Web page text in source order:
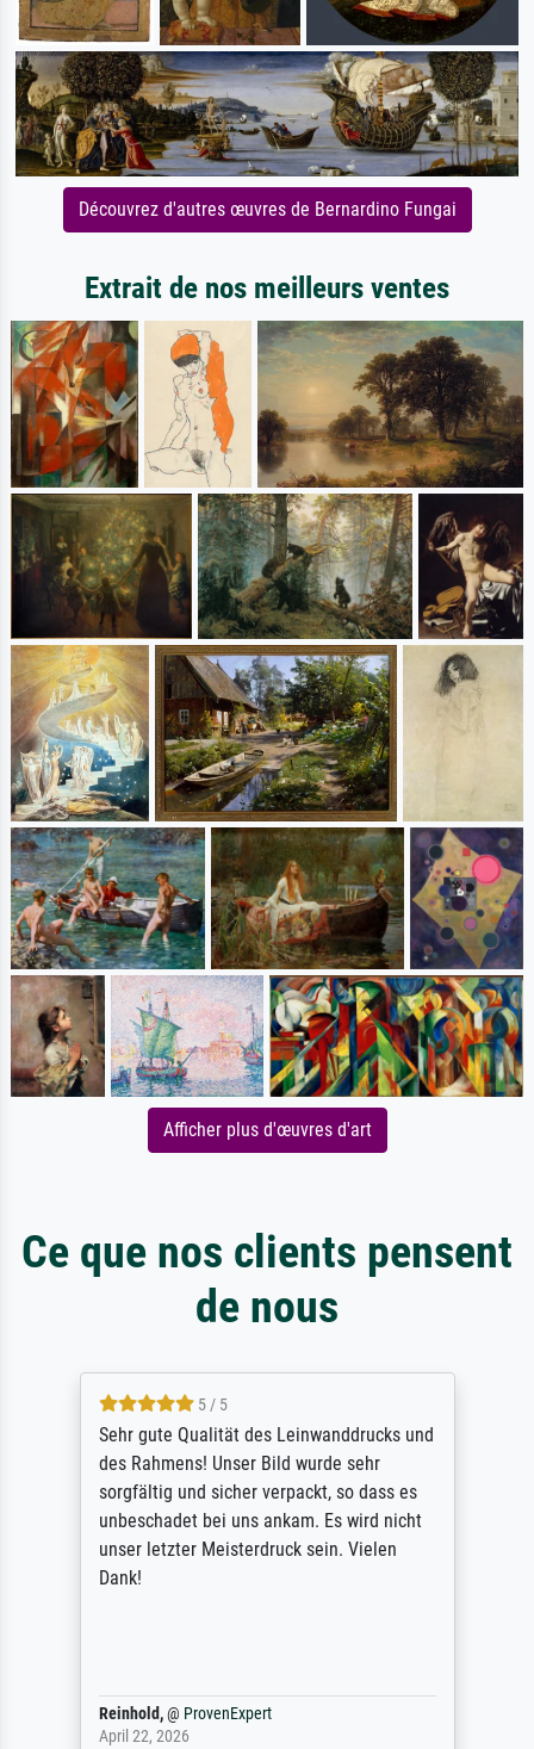
Découvrez d'autres œuvres de Bernardino Fungai
Extrait de nos meilleurs ventes
Afficher plus d'œuvres d'art
Ce que nos clients pensent
de nous
5 / 5
Sehr gute Qualität des Leinwanddrucks und
des Rahmens! Unser Bild wurde sehr
sorgfältig und sicher verpackt, so dass es
unbeschadet bei uns ankam. Es wird nicht
unser letzter Meisterdruck sein. Vielen
Dank!
Reinhold,@ ProvenExpert
April 22, 2026